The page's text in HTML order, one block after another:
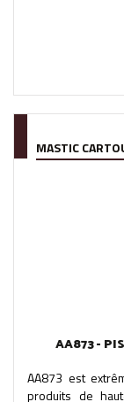
MASTIC
AA873 -
AA873 est
produits de